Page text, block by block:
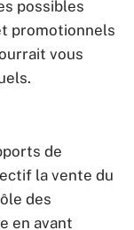
possibles
promotionnels
vous
de
la vente du
des
en avant